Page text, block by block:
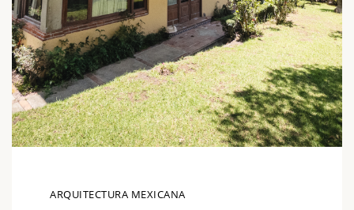
ARQUITECTURA MEXICANA